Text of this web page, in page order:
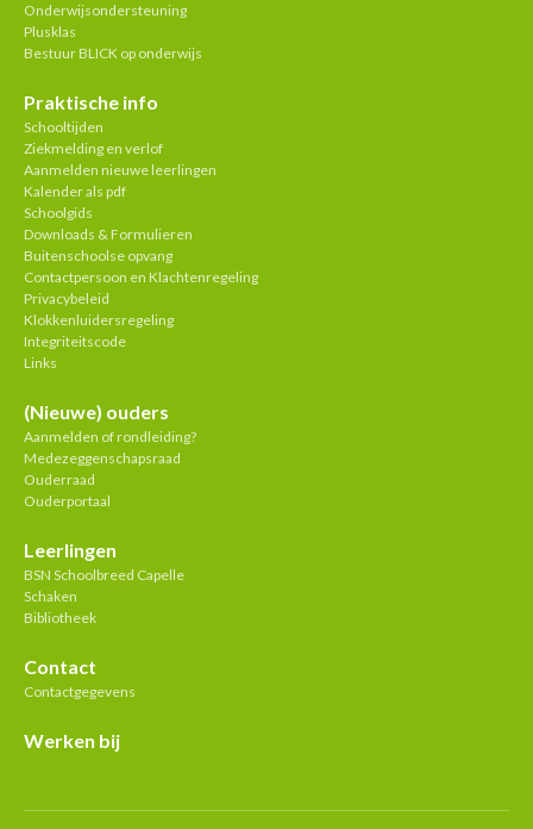
Onderwijsondersteuning
Plusklas
Bestuur BLICK op onderwijs
Praktische info
Schooltijden
Ziekmelding en verlof
Aanmelden nieuwe leerlingen
Kalender als pdf
Schoolgids
Downloads & Formulieren
Buitenschoolse opvang
Contactpersoon en Klachtenregeling
Privacybeleid
Klokkenluidersregeling
Integriteitscode
Links
(Nieuwe) ouders
Aanmelden of rondleiding?
Medezeggenschapsraad
Ouderraad
Ouderportaal
Leerlingen
BSN Schoolbreed Capelle
Schaken
Bibliotheek
Contact
Contactgegevens
Werken bij